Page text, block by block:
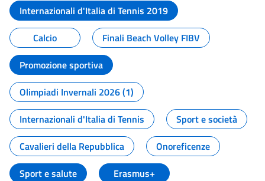
Internazionali d'Italia di Tennis 2019
Calcio
Finali Beach Volley FIBV
Promozione sportiva
Olimpiadi Invernali 2026 (1)
Internazionali d'Italia di Tennis
Sport e società
Cavalieri della Repubblica
Onoreficenze
Sport e salute
Erasmus+